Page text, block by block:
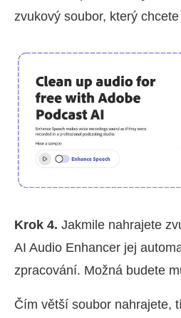
zvukový soubor, který
Krok 4. Jakmile nahrajete
AI Audio Enhancer jej
zpracování. Možná budete
Čím větší soubor nahrajete,